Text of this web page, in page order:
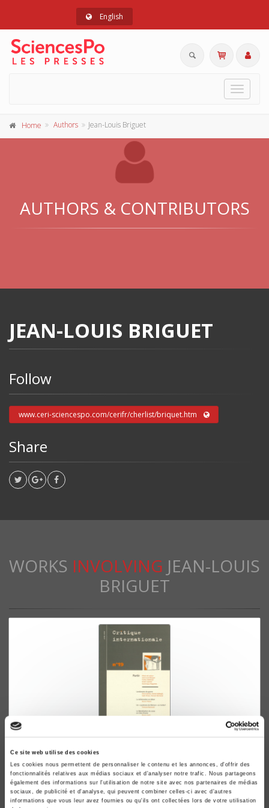
Ce site web utilise des cookies
Les cookies nous permettent de personnaliser le contenu et les annonces, d'offrir des
fonctionnalités relatives aux médias sociaux et d'analyser notre trafic. Nous partageons
également des informations sur l'utilisation de notre site avec nos partenaires de médias
sociaux, de publicité et d'analyse, qui peuvent combiner celles-ci avec d'autres
informations que vous leur avez fournies ou qu'ils ont collectées lors de votre utilisation
English
Toggle
Home Authors Jean-Louis Briguet
AUTHORS & CONTRIBUTORS
JEAN-LOUIS BRIGUET
Follow
www.ceri-sciencespo.com/cerifr/cherlist/briquet.htm
Share
WORKS INVOLVING JEAN-LOUIS
BRIGUET
Critique internationale 19, avril 2003
Partir
Jean-Louis Briguet, Eliane de Latour